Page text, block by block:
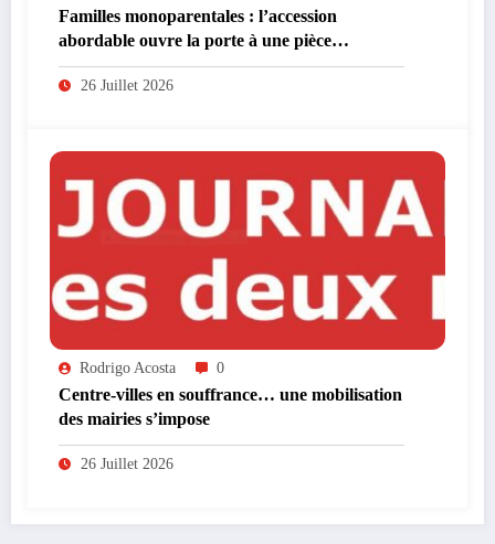
Familles monoparentales : l’accession
abordable ouvre la porte à une pièce
supplémentaire
26 Juillet 2026
Rodrigo Acosta 0
Centre-villes en souffrance… une mobilisation
des mairies s’impose
26 Juillet 2026